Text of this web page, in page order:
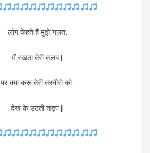
लोग केहते हैं मुझे गलत,
मैं रखता तेरी तलब |
पर क्या करू तेरी तस्वीरो को,
देख के उठती तड़प ||